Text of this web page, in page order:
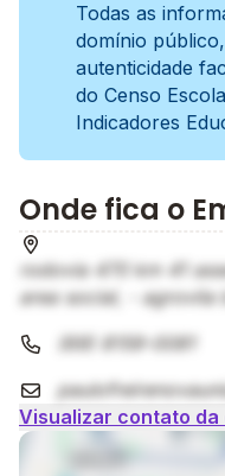
Todas as
domínio
autenticidade
do Censo
Indicadores
Onde fica o
rodovia 470 km 41
area social, - agrovila
(69) 8159-0081
Visualizar contato da